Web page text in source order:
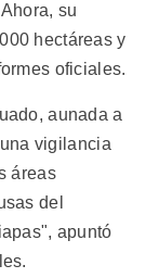
su
hectáreas y
oficiales.
aunada a
vigilancia
áreas
del
apuntó